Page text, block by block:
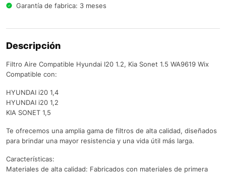
Garantía de fabrica: 3 meses
Descripción
Filtro Aire Compatible Hyundai I20 1.2, Kia Sonet 1.5 WA9619 Wix
Compatible con:
HYUNDAI i20 1,4
HYUNDAI i20 1,2
KIA SONET 1,5
Te ofrecemos una amplia gama de filtros de alta calidad, diseñados
para brindar una mayor resistencia y una vida útil más larga.
Características:
Materiales de alta calidad: Fabricados con materiales de primera